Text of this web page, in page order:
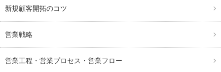
新規顧客開拓のコツ
営業戦略
営業工程・営業プロセス・営業フロー